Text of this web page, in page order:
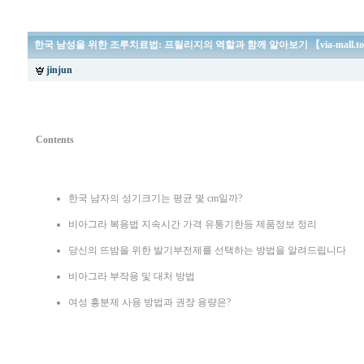
한국 남성을 위한 조루치료법: 프릴리지의 역할과 함께 알아보기 【via-
jinjun
Contents
한국 남자의 성기크기는 평균 몇 cm일까?
비아그라 복용법 지속시간 가격 유통기한등 제품정보 정리
당신의 뜨밤을 위한 발기부전제를 선택하는 방법을 알려드립니다
비아그라 부작용 및 대처 방법
여성 흥분제 사용 방법과 권장 용량은?